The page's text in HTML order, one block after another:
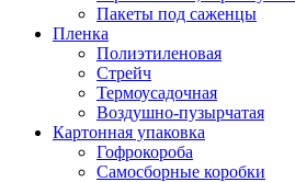
Пакеты под саженцы
Пленка
Полиэтиленовая
Стрейч
Термоусадочная
Воздушно-пузырчатая
Картонная упаковка
Гофрокороба
Самосборные коробки